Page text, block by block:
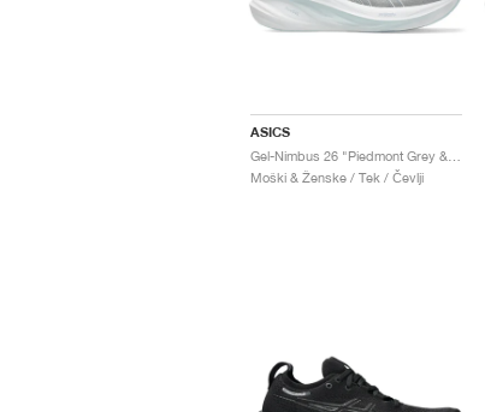
ASICS
Moški & Ženske / Tek / Čevlji